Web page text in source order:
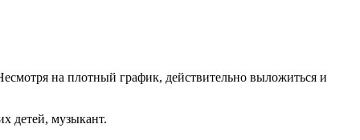
на плотный график, действительно выложиться и
детей, музыкант.